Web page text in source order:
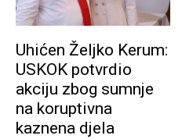
Uhićen Željko Kerum:
USKOK potvrdio
akciju zbog sumnje
na koruptivna
kaznena djela